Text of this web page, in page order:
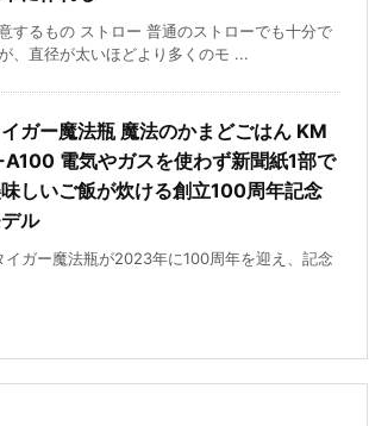
するもの ストロー 普通のストローでも十分で
、直径が太いほどより多くのモ ...
ガー魔法瓶 魔法のかまどごはん KM
電気やガスを使わず新聞紙1部で
しいご飯が炊ける創立100周年記念
ル
ガー魔法瓶が2023年に100周年を迎え、記念